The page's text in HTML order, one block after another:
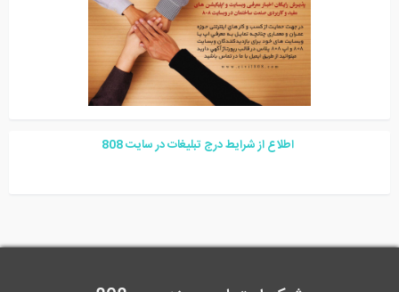
اطلاع از شرایط درج تبلیغات در سایت 808